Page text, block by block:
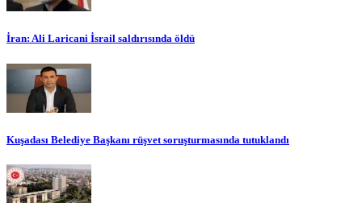
İran: Ali Laricani İsrail saldırısında öldü
Kuşadası Belediye Başkanı rüşvet soruşturmasında tutuklandı